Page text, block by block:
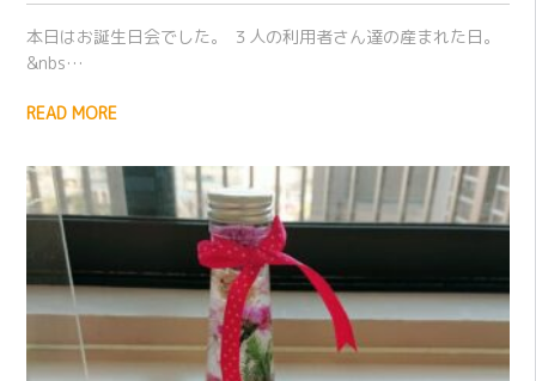
本日はお誕生日会でした。 ３人の利用者さん達の産まれた日。
&nbs…
READ MORE